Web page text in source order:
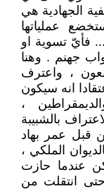
الجهادية هي
عملياتها
فأيّ تسوية او
جهنم . وهنا
، واعترف
انه سيكون
،
بالشبيبة
قبل عمر بهاد
الملكي ،
عندما حازت
حتى انتقلت من